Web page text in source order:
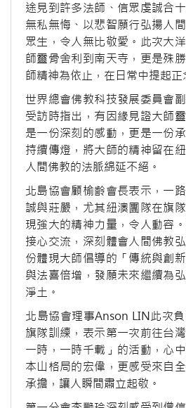
途見到許多法師、信眾虔誠合
無私無悔、以悲智願行弘揚人
眾生，令人無比敬愛。此次大
師靈骨舍利到南天寺，更是殊
師精神為依止，在日常中提起正
世界總會佛教科技發展委員會
受訪時指出，有因緣見證大師
是一份深刻的感動，更是一份
持續傳燈，將大師的精神留在
人間佛教的法脈綿延不絕。
北島協會顧榆齡會長表示，一
誠與莊嚴，尤其紐澳團隊在旗
現強大的精神力量，令人動容
接心交流，深刻體會人間佛教
份體現大師倡導的「傳統與創
與法喜倍增，發願未來繼續為
淨土。
北島協會理事Anson LIN此次
旗隊訓練，表示第一次前往台
一時，一時千載」的活動，心
本山格局的宏偉，更感受來自
承擔，讓人瞬間肅立起敬。